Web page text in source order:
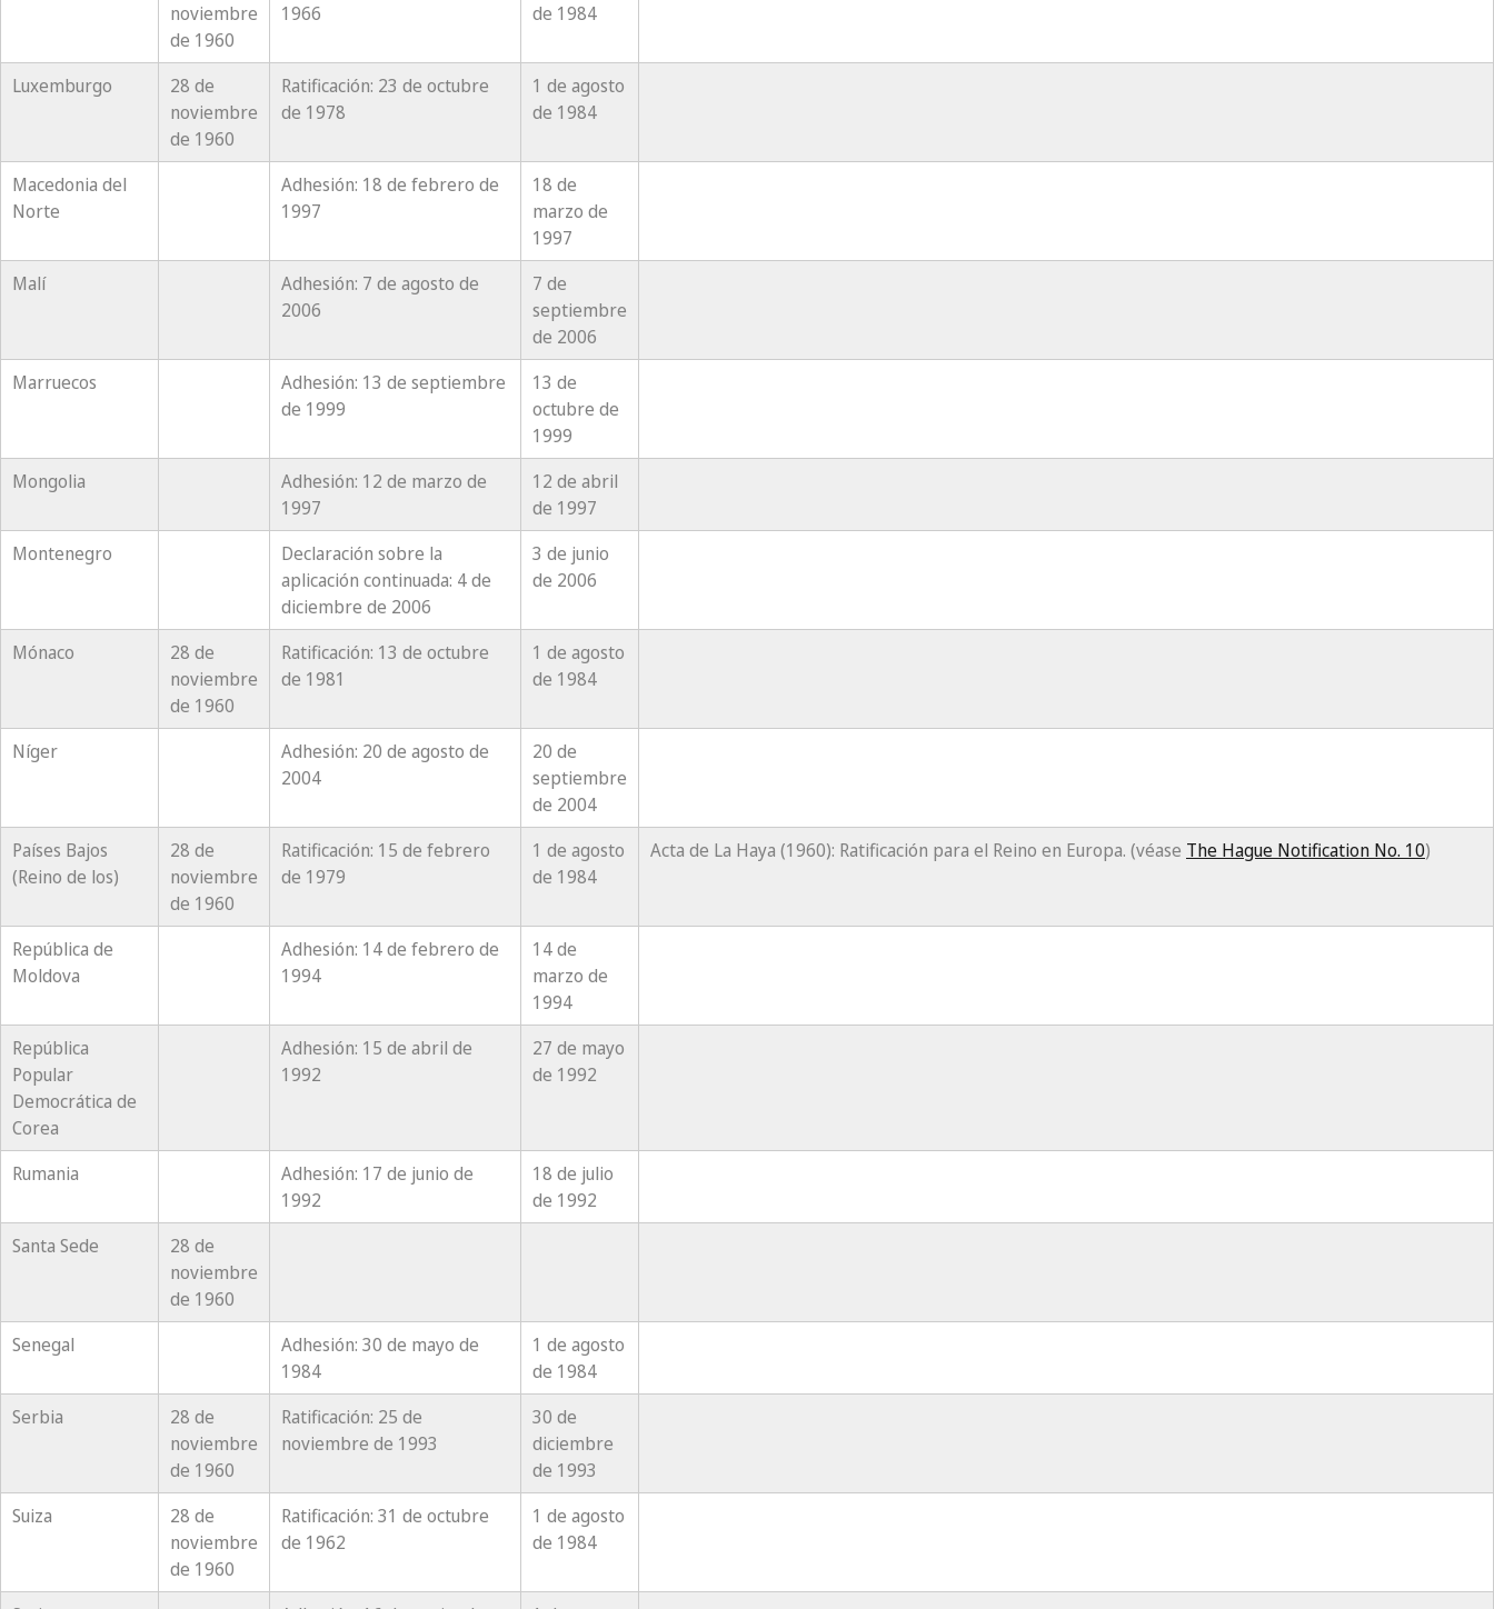
noviembre
de 1960
1966
de 1984
Luxemburgo
28 de
noviembre
de 1960
Ratificación: 23 de octubre
de 1978
1 de agosto
de 1984
Macedonia del
Norte
Adhesión: 18 de febrero de
1997
18 de
marzo de
1997
Malí
Adhesión: 7 de agosto de
2006
7 de
septiembre
de 2006
Marruecos
Adhesión: 13 de septiembre
de 1999
13 de
octubre de
1999
Mongolia
Adhesión: 12 de marzo de
1997
12 de abril
de 1997
Montenegro
Declaración sobre la
aplicación continuada: 4 de
diciembre de 2006
3 de junio
de 2006
Mónaco
28 de
noviembre
de 1960
Ratificación: 13 de octubre
de 1981
1 de agosto
de 1984
Níger
Adhesión: 20 de agosto de
2004
20 de
septiembre
de 2004
Países Bajos
(Reino de los)
28 de
noviembre
de 1960
Ratificación: 15 de febrero
de 1979
1 de agosto
de 1984
Acta de La Haya (1960): Ratificación para el Reino en Europa. (véase The Hague Notification No. 10)
República de
Moldova
Adhesión: 14 de febrero de
1994
14 de
marzo de
1994
República
Popular
Democrática de
Corea
Adhesión: 15 de abril de
1992
27 de mayo
de 1992
Rumania
Adhesión: 17 de junio de
1992
18 de julio
de 1992
Santa Sede
28 de
noviembre
de 1960
Senegal
Adhesión: 30 de mayo de
1984
1 de agosto
de 1984
Serbia
28 de
noviembre
de 1960
Ratificación: 25 de
noviembre de 1993
30 de
diciembre
de 1993
Suiza
28 de
noviembre
de 1960
Ratificación: 31 de octubre
de 1962
1 de agosto
de 1984